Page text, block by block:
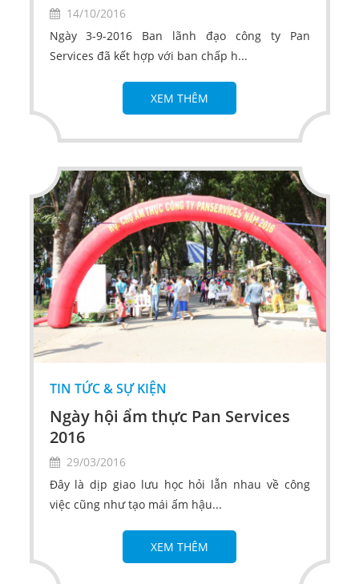
14/10/2016
Ngày 3-9-2016 Ban lãnh đạo công ty Pan
Services đã kết hợp với ban chấp h...
XEM THÊM
TIN TỨC & SỰ KIỆN
Ngày hội ẩm thực Pan Services
2016
29/03/2016
Đây là dịp giao lưu học hỏi lẫn nhau về công
việc cũng như tạo mái ấm hậu...
XEM THÊM